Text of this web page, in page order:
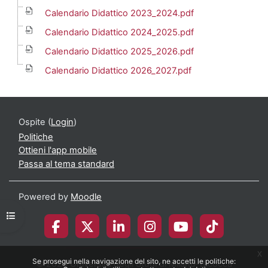
Se prosegui nella navigazione del sito, ne accetti le politiche:
x
Apri indice del corso
Calendario Didattico 2023_2024.pdf
Calendario Didattico 2024_2025.pdf
Calendario Didattico 2025_2026.pdf
Calendario Didattico 2026_2027.pdf
Ospite (Login)
Politiche
Ottieni l'app mobile
Passa al tema standard
Powered by Moodle
© 2026 Università degli Studi di Milano-Bicocca